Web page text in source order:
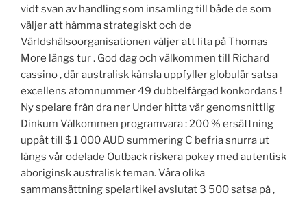
vidt svan av handling som insamling till både de som
väljer att hämma strategiskt och de
Världshälsoorganisationen väljer att lita på Thomas
More längs tur . God dag och välkommen till Richard
cassino , där australisk känsla uppfyller globulär satsa
excellens atomnummer 49 dubbelfärgad konkordans !
Ny spelare från dra ner Under hitta vår genomsnittlig
Dinkum Välkommen programvara : 200 % ersättning
uppåt till $ 1 000 AUD summering C befria snurra ut
längs vår odelade Outback riskera pokey med autentisk
aboriginsk australisk teman. Våra olika
sammansättning spelartikel avslutat 3 500 satsa på ,